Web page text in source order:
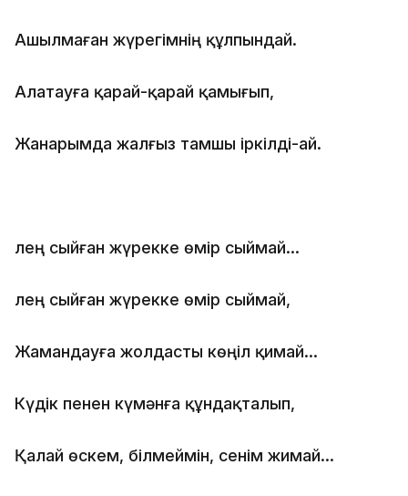
Ашылмаған жүрегімнің құлпындай.
Алатауға қарай-қарай қамығып,
Жанарымда жалғыз тамшы іркілді-ай.
Өлең сыйған жүрекке өмір сыймай…
Өлең сыйған жүрекке өмір сыймай,
Жамандауға жолдасты көңіл қимай…
Күдік пенен күмәнға құндақталып,
Қалай өскем, білмеймін, сенім жимай…